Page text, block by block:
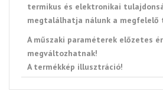
termikus és elektronikai
megtalálhatja nálunk a megfelelő
A műszaki paraméterek előzetes
megváltozhatnak!
A termékkép illusztráció!